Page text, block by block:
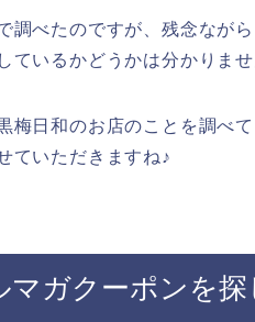
調べたのですが、残念なが
ているかどうかは分かりませ
梅日和のお店のことを調べ
ていただきますね♪
ガクーポンを探